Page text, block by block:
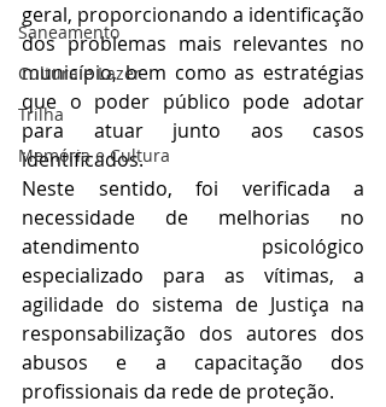
Saneamento
Cultura e Lazer
Trilha
Memória e Cultura
geral, proporcionando a identificação
dos problemas mais relevantes no
município, bem como as estratégias
que o poder público pode adotar
para atuar junto aos casos
identificados.
Neste sentido, foi verificada a
necessidade de melhorias no
atendimento psicológico
especializado para as vítimas, a
agilidade do sistema de Justiça na
responsabilização dos autores dos
abusos e a capacitação dos
profissionais da rede de proteção.